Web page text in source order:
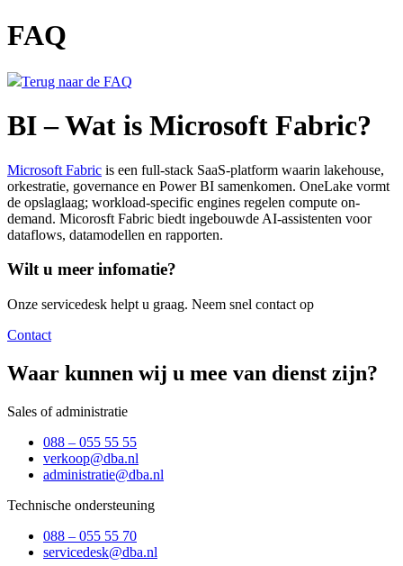
FAQ
Terug naar de FAQ
BI – Wat is Microsoft Fabric?
Microsoft Fabric is een full-stack SaaS-platform waarin lakehouse,
orkestratie, governance en Power BI samenkomen. OneLake vormt
de opslaglaag; workload-specific engines regelen compute on-
demand. Micorosft Fabric biedt ingebouwde AI-assistenten voor
dataflows, datamodellen en rapporten.
Wilt u meer infomatie?
Onze servicedesk helpt u graag. Neem snel contact op
Contact
Waar kunnen wij u mee van dienst zijn?
Sales of administratie
088 – 055 55 55
verkoop@dba.nl
administratie@dba.nl
Technische ondersteuning
088 – 055 55 70
servicedesk@dba.nl